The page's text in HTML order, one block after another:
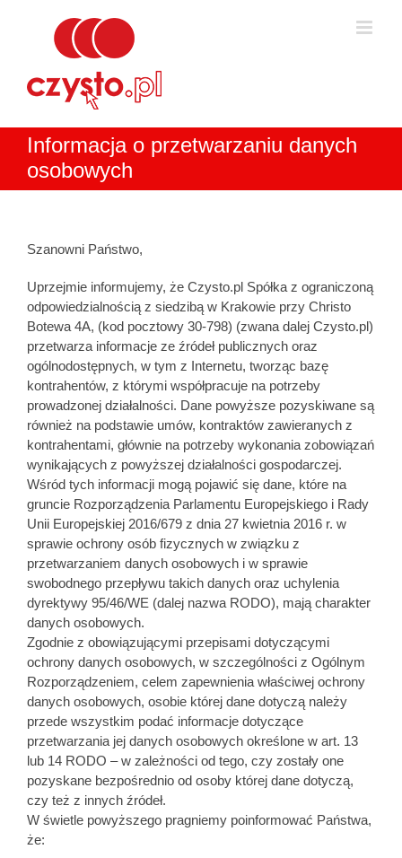
Informacja o przetwarzaniu danych
osobowych
Szanowni Państwo,
Uprzejmie informujemy, że Czysto.pl Spółka z ograniczoną
odpowiedzialnością z siedzibą w Krakowie przy Christo
Botewa 4A, (kod pocztowy 30-798) (zwana dalej Czysto.pl)
przetwarza informacje ze źródeł publicznych oraz
ogólnodostępnych, w tym z Internetu, tworząc bazę
kontrahentów, z którymi współpracuje na potrzeby
prowadzonej działalności. Dane powyższe pozyskiwane są
również na podstawie umów, kontraktów zawieranych z
kontrahentami, głównie na potrzeby wykonania zobowiązań
wynikających z powyższej działalności gospodarczej.
Wśród tych informacji mogą pojawić się dane, które na
gruncie Rozporządzenia Parlamentu Europejskiego i Rady
Unii Europejskiej 2016/679 z dnia 27 kwietnia 2016 r. w
sprawie ochrony osób fizycznych w związku z
przetwarzaniem danych osobowych i w sprawie
swobodnego przepływu takich danych oraz uchylenia
dyrektywy 95/46/WE (dalej nazwa RODO), mają charakter
danych osobowych.
Zgodnie z obowiązującymi przepisami dotyczącymi
ochrony danych osobowych, w szczególności z Ogólnym
Rozporządzeniem, celem zapewnienia właściwej ochrony
danych osobowych, osobie której dane dotyczą należy
przede wszystkim podać informacje dotyczące
przetwarzania jej danych osobowych określone w art. 13
lub 14 RODO – w zależności od tego, czy zostały one
pozyskane bezpośrednio od osoby której dane dotyczą,
czy też z innych źródeł.
W świetle powyższego pragniemy poinformować Państwa,
że: